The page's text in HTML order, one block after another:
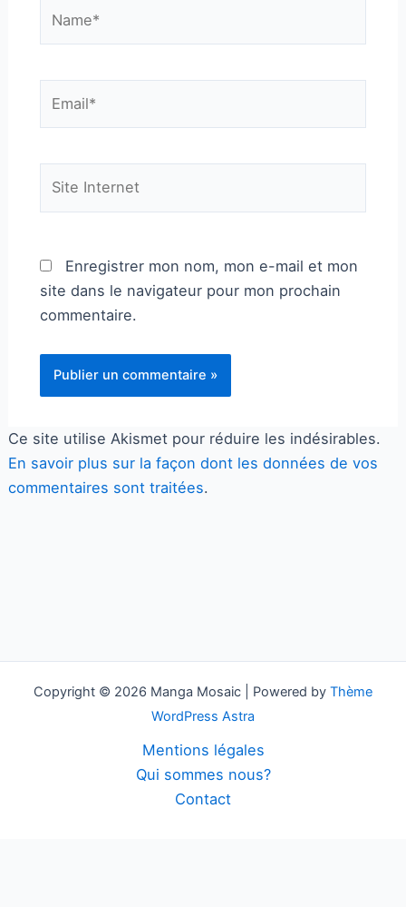
Internet
Enregistrer mon nom, mon e-mail et mon
site dans le navigateur pour mon prochain
commentaire.
Ce site utilise Akismet pour réduire les indésirables.
En savoir plus sur la façon dont les données de vos
commentaires sont traitées.
Copyright © 2026 Manga Mosaic | Powered by Thème
WordPress Astra
Mentions légales
Qui sommes nous?
Contact